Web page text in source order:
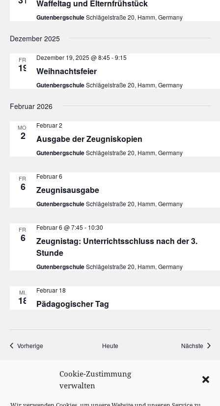
Cookie-Zustimmung
verwalten
Waffeltag und Elternfrühstück
GutenbergschuleSchlägelstraße 20, Hamm, Germany
Dezember 2025
FR.
19
Dezember 19, 2025 @ 8:45 -9:15
Weihnachtsfeier
GutenbergschuleSchlägelstraße 20, Hamm, Germany
Februar 2026
MO.
2
Februar 2
Ausgabe der Zeugniskopien
GutenbergschuleSchlägelstraße 20, Hamm, Germany
FR.
6
Februar 6
Zeugnisausgabe
GutenbergschuleSchlägelstraße 20, Hamm, Germany
FR.
6
Februar 6 @ 7:45 - 10:30
Zeugnistag: Unterrichtsschluss nach der 3.
Stunde
GutenbergschuleSchlägelstraße 20, Hamm, Germany
MI.
18
Februar 18
Pädagogischer Tag
VorherigeVeranstaltungen Heute Nächste
KALENDER ABONNIEREN